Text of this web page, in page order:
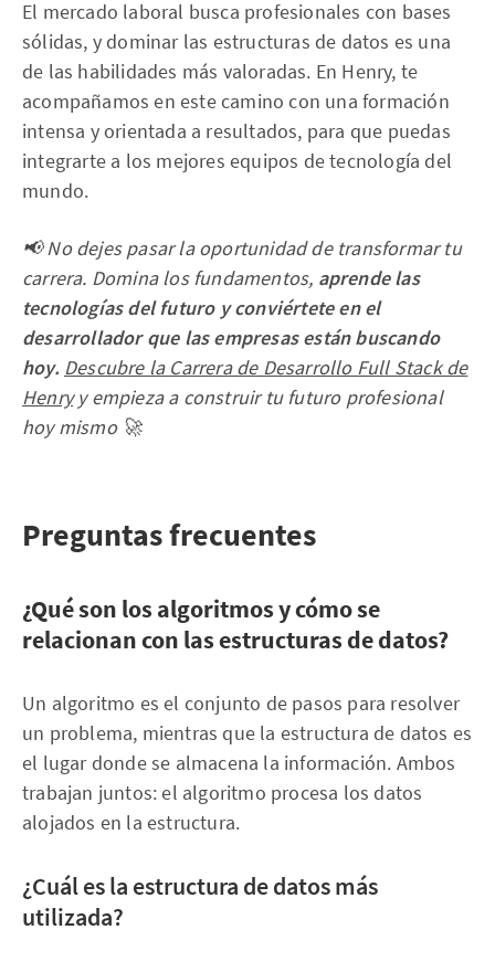
El mercado laboral busca profesionales con bases
sólidas, y dominar las estructuras de datos es una
de las habilidades más valoradas. En Henry, te
acompañamos en este camino con una formación
intensa y orientada a resultados, para que puedas
integrarte a los mejores equipos de tecnología del
mundo.
📢 No dejes pasar la oportunidad de transformar tu
carrera. Domina los fundamentos, aprende las
tecnologías del futuro y conviértete en el
desarrollador que las empresas están buscando
hoy. Descubre la Carrera de Desarrollo Full Stack de
Henryy empieza a construir tu futuro profesional
hoy mismo 🚀
Preguntas frecuentes
¿Qué son los algoritmos y cómo se
relacionan con las estructuras de datos?
Un algoritmo es el conjunto de pasos para resolver
un problema, mientras que la estructura de datos es
el lugar donde se almacena la información. Ambos
trabajan juntos: el algoritmo procesa los datos
alojados en la estructura.
¿Cuál es la estructura de datos más
utilizada?